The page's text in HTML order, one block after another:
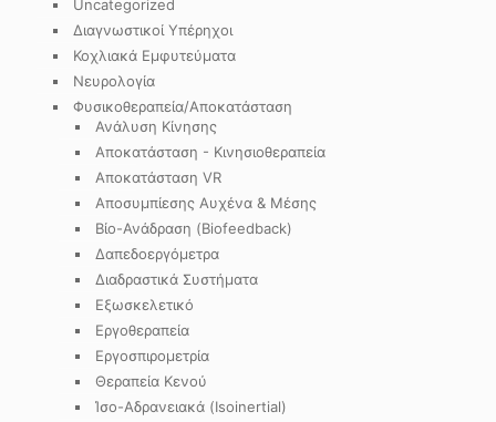
Uncategorized
Διαγνωστικοί Υπέρηχοι
Κοχλιακά Εμφυτεύματα
Νευρολογία
Φυσικοθεραπεία/Αποκατάσταση
Ανάλυση Κίνησης
Αποκατάσταση - Κινησιοθεραπεία
Αποκατάσταση VR
Αποσυμπίεσης Αυχένα & Μέσης
Βίο-Ανάδραση (Biofeedback)
Δαπεδοεργόμετρα
Διαδραστικά Συστήματα
Εξωσκελετικό
Εργοθεραπεία
Εργοσπιρομετρία
Θεραπεία Κενού
Ίσο-Αδρανειακά (Isoinertial)